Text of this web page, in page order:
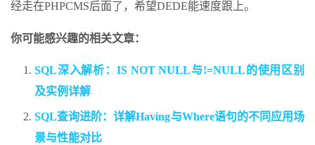
经走在PHPCMS后面了，希望DEDE能速度跟上。
你可能感兴趣的相关文章：
SQL深入解析：IS NOT NULL与!=NULL的使用区别
及实例详解
SQL查询进阶：详解Having与Where语句的不同应用场
景与性能对比